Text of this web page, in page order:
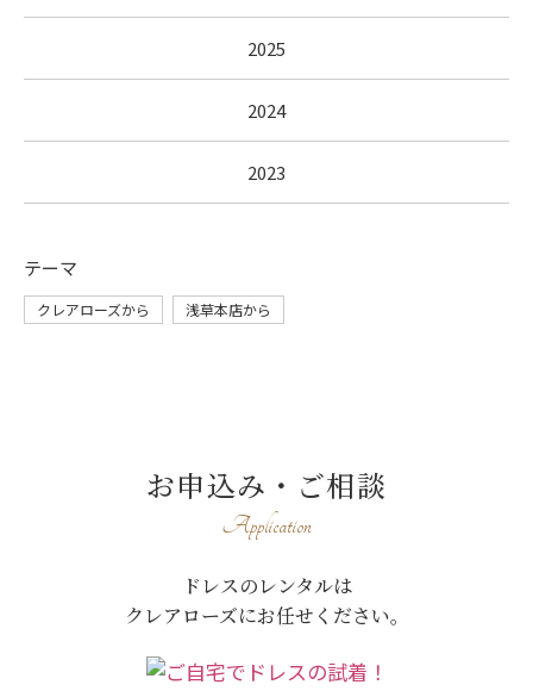
2025
2024
2023
テーマ
クレアローズから 浅草本店から
お申込み・ご相談
Application
ドレスのレンタルは
クレアローズにお任せください。